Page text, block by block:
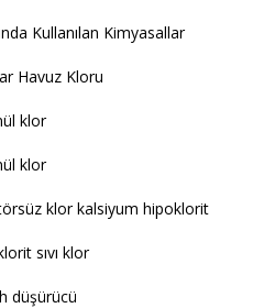
Kullanılan Kimyasallar
Havuz Kloru
klor
klor
klor kalsiyum hipoklorit
sıvı klor
düşürücü